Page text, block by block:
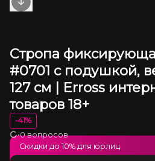
Next slide
Стропа
#0701 с подушкой,
127 см | Erross
товаров 18+
-41%
Загрузка
•0 вопросов
Скидки до 10% для юрлиц